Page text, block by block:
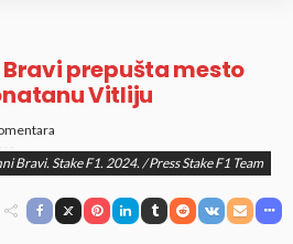
prepušta mesto
Vitliju
Bravi. Stake F1. 2024. / Press Stake F1 Team